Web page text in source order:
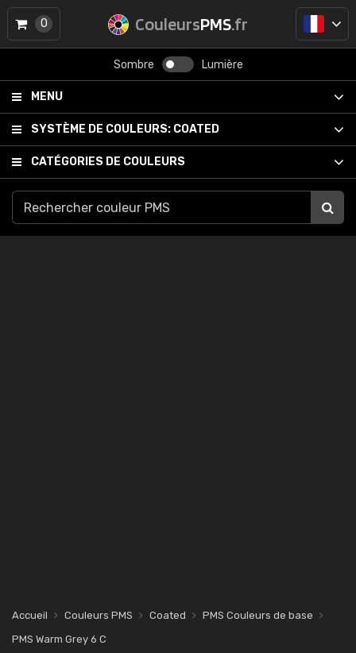
CouleursPMS.fr
Sombre Lumière
MENU
SYSTÈME DE COULEURS: COATED
CATÉGORIES DE COULEURS
0
Accueil Couleurs PMS Coated
PMS Couleurs de base
PMS Warm Grey 6 C